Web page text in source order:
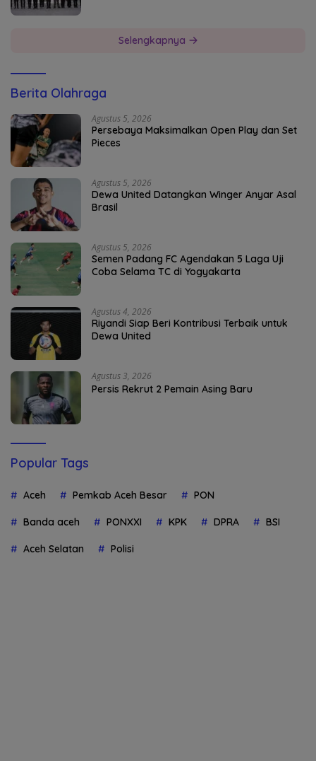
Selengkapnya
Berita Olahraga
Agustus 5, 2026
Persebaya Maksimalkan Open Play dan Set
Pieces
Agustus 5, 2026
Dewa United Datangkan Winger Anyar Asal
Brasil
Agustus 5, 2026
Semen Padang FC Agendakan 5 Laga Uji
Coba Selama TC di Yogyakarta
Agustus 4, 2026
Riyandi Siap Beri Kontribusi Terbaik untuk
Dewa United
Agustus 3, 2026
Persis Rekrut 2 Pemain Asing Baru
Popular Tags
Aceh Pemkab Aceh Besar PON
Banda aceh PONXXI KPK DPRA BSI
Aceh Selatan Polisi